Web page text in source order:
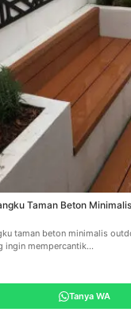
Taman Beton
taman beton minimalis
ingin mempercantik...
Tanya WA